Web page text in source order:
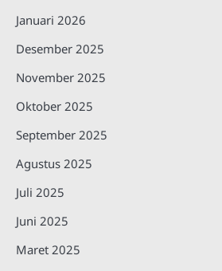
Januari 2026
Desember 2025
November 2025
Oktober 2025
September 2025
Agustus 2025
Juli 2025
Juni 2025
Maret 2025